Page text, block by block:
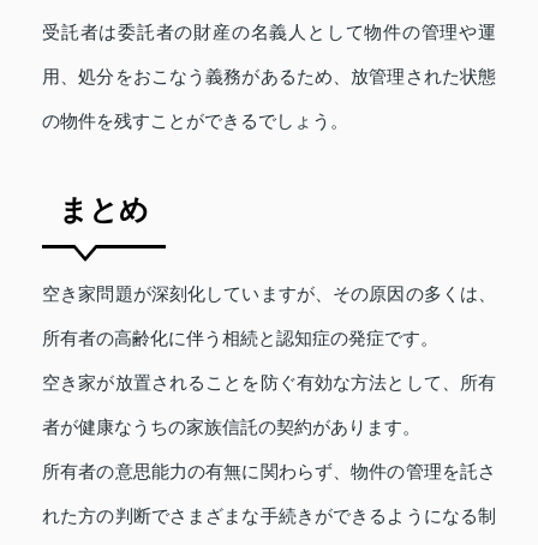
受託者は委託者の財産の名義人として物件の管理や運
用、処分をおこなう義務があるため、放管理された状態
の物件を残すことができるでしょう。
まとめ
空き家問題が深刻化していますが、その原因の多くは、
所有者の高齢化に伴う相続と認知症の発症です。
空き家が放置されることを防ぐ有効な方法として、所有
者が健康なうちの家族信託の契約があります。
所有者の意思能力の有無に関わらず、物件の管理を託さ
れた方の判断でさまざまな手続きができるようになる制